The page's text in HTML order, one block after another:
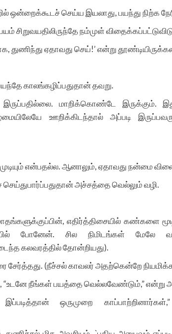
ஒன்றைக்கூடச் செய்ய இயலாது, பயந்து நிற்க
நம்முள்
துணிந்து ஏதாவது செய்!’ என்று
காலங்கழிப்பதுதான் தவறு.
மாறிக்கொண்டே இருக்கும்.
ஊறிக்கிடந்தால் அப்படி
என்பதல்ல. ஆனாலும், ஏதாவது நன்மை
அச்சத்தை வெல்லும் வழி.
எதிர்த்திசையில் கண்களை
போனேன். சில நிமிடங்கள் மேலே
கலவரத்தில் தோன்றியது).
(நீச்சல் காவலர் அதற்கென்றே
நீங்கள் பயத்தை வெல்லவேண்டும்,” என்று
ஒருமுறை காப்பாற்றினார்கள்,”